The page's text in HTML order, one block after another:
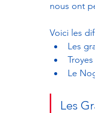
nous ont
Voici les
Les
Troyes
Le
Les